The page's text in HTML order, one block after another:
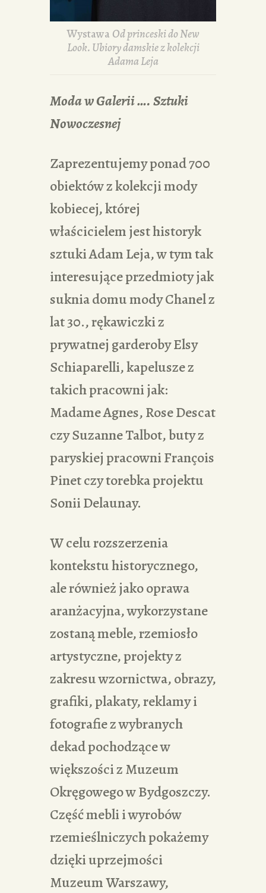
Wystawa Od princeski do New
Look. Ubiory damskie z kolekcji
Adama Leja
Moda w Galerii …. Sztuki
Nowoczesnej
Zaprezentujemy ponad 700
obiektów z kolekcji mody
kobiecej, której
właścicielem jest historyk
sztuki Adam Leja, w tym tak
interesujące przedmioty jak
suknia domu mody Chanel z
lat 30., rękawiczki z
prywatnej garderoby Elsy
Schiaparelli, kapelusze z
takich pracowni jak:
Madame Agnes, Rose Descat
czy Suzanne Talbot, buty z
paryskiej pracowni François
Pinet czy torebka projektu
Sonii Delaunay.
W celu rozszerzenia
kontekstu historycznego,
ale również jako oprawa
aranżacyjna, wykorzystane
zostaną meble, rzemiosło
artystyczne, projekty z
zakresu wzornictwa, obrazy,
grafiki, plakaty, reklamy i
fotografie z wybranych
dekad pochodzące w
większości z Muzeum
Okręgowego w Bydgoszczy.
Część mebli i wyrobów
rzemieślniczych pokażemy
dzięki uprzejmości
Muzeum Warszawy,